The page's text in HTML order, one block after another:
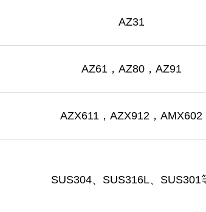
AZ31
AZ61，AZ80，AZ91
AZX611，AZX912，AMX602
SUS304、SUS316L、SUS301